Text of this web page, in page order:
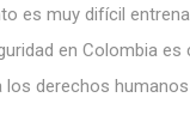
es muy difícil
en Colombia
derechos